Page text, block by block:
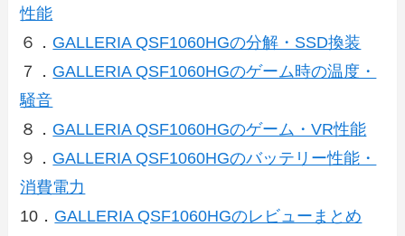
性能
６． GALLERIA QSF1060HGの分解・SSD換装
７． GALLERIA QSF1060HGのゲーム時の温度・
騒音
８． GALLERIA QSF1060HGのゲーム・VR性能
９． GALLERIA QSF1060HGのバッテリー性能・
消費電力
10． GALLERIA QSF1060HGのレビューまとめ